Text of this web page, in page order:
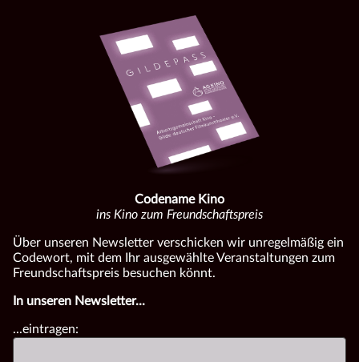
Codename Kino
ins Kino zum Freundschaftspreis
Über unseren Newsletter verschicken wir unregelmäßig ein
Codewort, mit dem Ihr ausgewählte Veranstaltungen zum
Freundschaftspreis besuchen könnt.
In unseren Newsletter...
...eintragen: